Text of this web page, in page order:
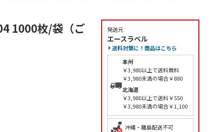
1000枚/袋（ご 発送元
エースラベル
送料対策に！商品はこちら
本州
￥3,980以上で送料無料
￥3,980未満の場合￥880
北海道
￥3,980以上で送料￥550
￥3,980未満の場合￥1,100
沖縄・離島配送不可